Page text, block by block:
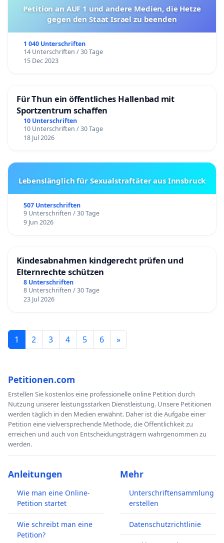
Petition an AUF 1 und andere Medien, die Hetze
gegen den Staat Israel zu beenden
1 040 Unterschriften
14 Unterschriften / 30 Tage
15 Dec 2023
Für Thun ein öffentliches Hallenbad mit
Sportzentrum schaffen
10 Unterschriften
10 Unterschriften / 30 Tage
18 Jul 2026
Lebenslänglich für Sexualstraftäter aus Innsbruck
507 Unterschriften
9 Unterschriften / 30 Tage
9 Jun 2026
Kindesabnahmen kindgerecht prüfen und
Elternrechte schützen
8 Unterschriften
8 Unterschriften / 30 Tage
23 Jul 2026
1 2 3 4 5 6 »
Petitionen.com
Erstellen Sie kostenlos eine professionelle online Petition durch
Nutzung unserer leistungsstarken Dienstleistung. Unsere Petitionen
werden täglich in den Medien erwähnt. Daher ist die Aufgabe einer
Petition eine vielversprechende Methode, die Öffentlichkeit zu
erreichen und auch von Entscheidungsträgern wahrgenommen zu
werden.
Anleitungen
Wie man eine Online-
Petition startet
Wie schreibt man eine
Petition?
Mehr
Unterschriftensammlung
erstellen
Datenschutzrichtlinie